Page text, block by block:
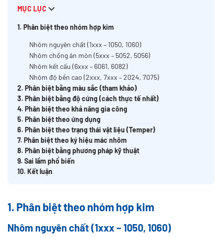
MỤC LỤC
1. Phân biệt theo nhóm hợp kim
Nhôm nguyên chất (1xxx – 1050, 1060)
Nhôm chống ăn mòn (5xxx – 5052, 5056)
Nhôm kết cấu (6xxx – 6061, 6082)
Nhôm độ bền cao (2xxx, 7xxx – 2024, 7075)
2. Phân biệt bằng màu sắc (tham khảo)
3. Phân biệt bằng độ cứng (cách thực tế nhất)
4. Phân biệt theo khả năng gia công
5. Phân biệt theo ứng dụng
6. Phân biệt theo trạng thái vật liệu (Temper)
7. Phân biệt theo ký hiệu mác nhôm
8. Phân biệt bằng phương pháp kỹ thuật
9. Sai lầm phổ biến
10. Kết luận
1. Phân biệt theo nhóm hợp kim
Nhôm nguyên chất (1xxx – 1050, 1060)